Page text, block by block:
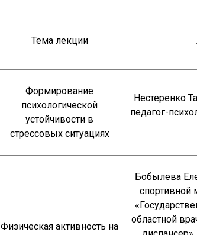
Тема лекции
Формирование
психологической
устойчивости в
стрессовых ситуациях
Нестеренко
педагог-
Физическая активность на
Бобылева
областной